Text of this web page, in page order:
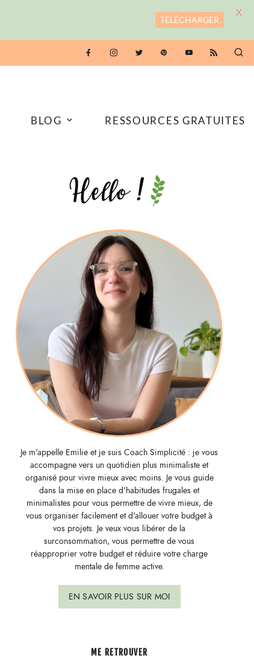
BLOG RESSOURCES GRATUITES
Je m'appelle Emilie et je suis Coach Simplicité : je vous
accompagne vers un quotidien plus minimaliste et
organisé pour vivre mieux avec moins. Je vous guide
dans la mise en place d'habitudes frugales et
minimalistes pour vous permettre de vivre mieux, de
vous organiser facilement et d'allouer votre budget à
vos projets. Je veux vous libérer de la
surconsommation, vous permettre de vous
réapproprier votre budget et réduire votre charge
mentale de femme active.
EN SAVOIR PLUS SUR MOI
ME RETROUVER
TÉLÉCHARGER
X